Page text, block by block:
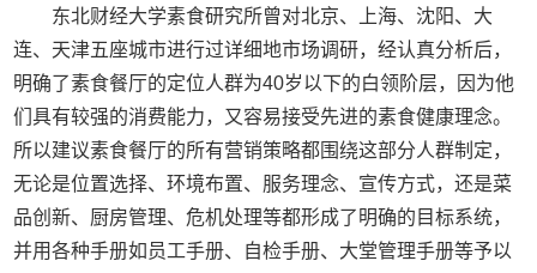
东北财经大学素食研究所曾对北京、上海、沈阳、大
连、天津五座城市进行过详细地市场调研，经认真分析后，
明确了素食餐厅的定位人群为40岁以下的白领阶层，因为他
们具有较强的消费能力，又容易接受先进的素食健康理念。
所以建议素食餐厅的所有营销策略都围绕这部分人群制定，
无论是位置选择、环境布置、服务理念、宣传方式，还是菜
品创新、厨房管理、危机处理等都形成了明确的目标系统，
并用各种手册如员工手册、自检手册、大堂管理手册等予以